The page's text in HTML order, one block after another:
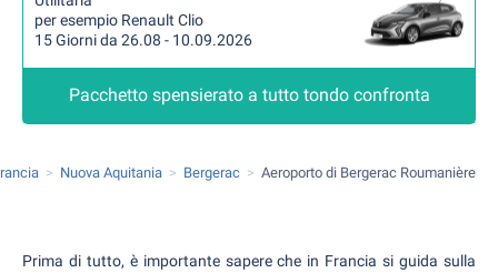
per esempio Renault Clio
15 Giorni da 26.08 - 10.09.2026
Pacchetto spensierato a tutto tondo confronta
Nuova Aquitania Bergerac Aeroporto di Bergerac Roumanière
Prima di tutto, è importante sapere che in Francia si guida sulla